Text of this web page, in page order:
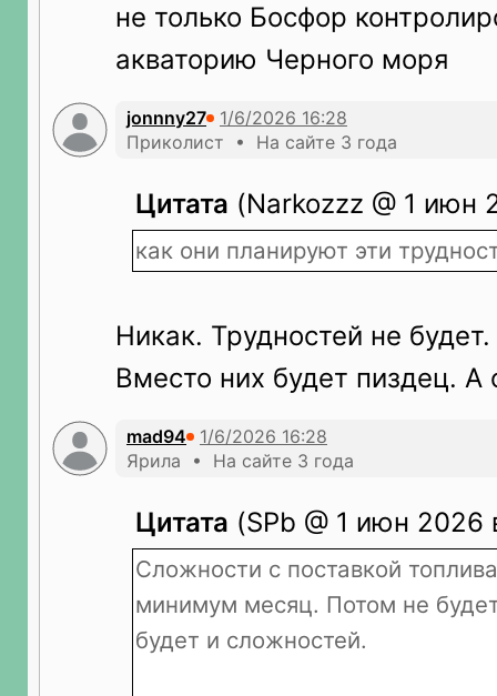
не только Босфор
акваторию Черного моря
jonnny27
Приколист • На сайте 3 года
Цитата (Narkozzz @ 1 июн
как они планируют эти
Никак. Трудностей не будет.
Вместо них будет пиздец.
mad94
Ярила • На сайте 3 года
Цитата (SРb @ 1 июн 2026
Сложности с поставкой
минимум месяц. Потом не
будет и сложностей.